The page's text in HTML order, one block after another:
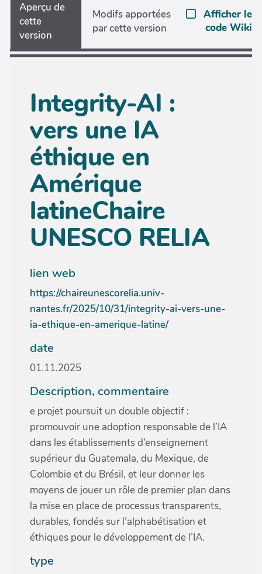
Aperçu de
cette
version
Modifs apportées
par cette version
Afficher le
code Wiki
Integrity-AI :
vers une IA
éthique en
Amérique
latineChaire
UNESCO RELIA
lien web
https://chaireunescorelia.univ-
nantes.fr/2025/10/31/integrity-ai-vers-une-
ia-ethique-en-amerique-latine/
date
01.11.2025
Description, commentaire
e projet poursuit un double objectif :
promouvoir une adoption responsable de l’IA
dans les établissements d’enseignement
supérieur du Guatemala, du Mexique, de
Colombie et du Brésil, et leur donner les
moyens de jouer un rôle de premier plan dans
la mise en place de processus transparents,
durables, fondés sur l’alphabétisation et
éthiques pour le développement de l’IA.
type